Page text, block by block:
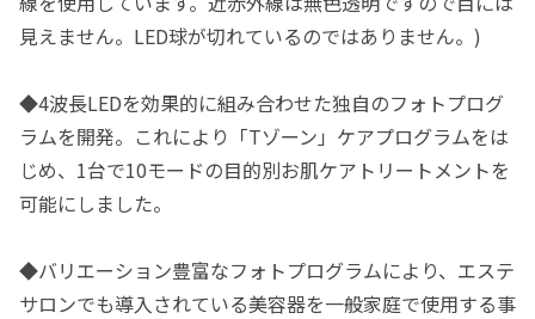
見えません。LED球が切れているのではありません。)
◆4波長LEDを効果的に組み合わせた独自のフォトプログ
ラムを開発。これにより「Tゾーン」ケアプログラムをは
じめ、1台で10モードの目的別お肌ケアトリートメントを
可能にしました。
◆バリエーション豊富なフォトプログラムにより、エステ
サロンでも導入されている美容器を一般家庭で使用する事